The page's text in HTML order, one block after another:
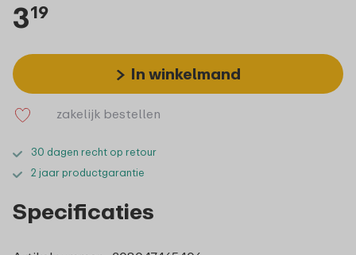
319
In winkelmand
zakelijk bestellen
30 dagen recht op retour
2 jaar productgarantie
Specificaties